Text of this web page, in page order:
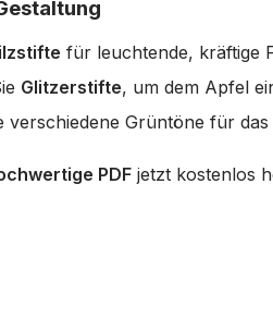
für leuchtende, kräftige
Glitzerstifte, um dem Apfel
verschiedene Grüntöne für
PDF jetzt kostenlos